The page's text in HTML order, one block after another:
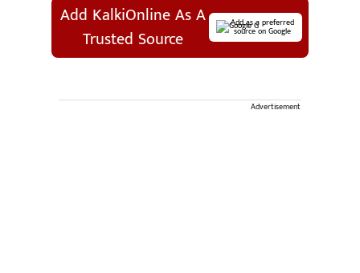
Add KalkiOnline As A
Trusted Source
Add as a preferred
source on Google
Advertisement